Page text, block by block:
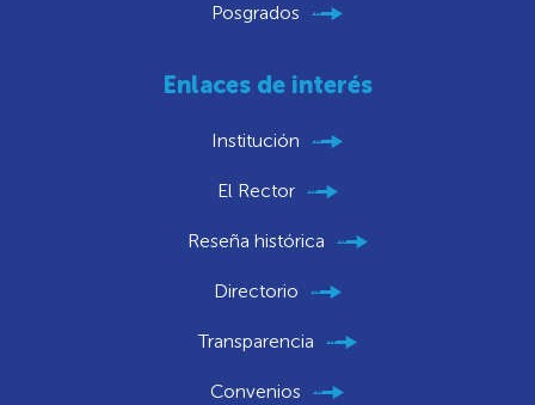
Posgrados
Enlaces de interés
Institución
El Rector
Reseña histórica
Directorio
Transparencia
Convenios